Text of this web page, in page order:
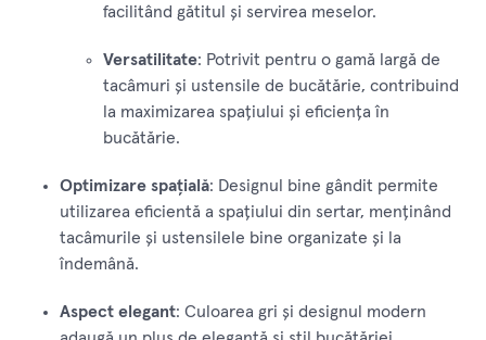
facilitând gătitul și servirea meselor.
Versatilitate: Potrivit pentru o gamă largă de
tacâmuri și ustensile de bucătărie, contribuind
la maximizarea spațiului și eficiența în
bucătărie.
Optimizare spațială: Designul bine gândit permite
utilizarea eficientă a spațiului din sertar, menținând
tacâmurile și ustensilele bine organizate și la
îndemână.
Aspect elegant: Culoarea gri și designul modern